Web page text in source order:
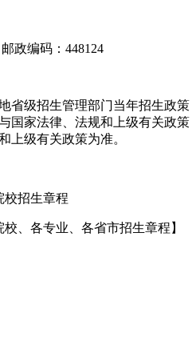
政编码：448124
省级招生管理部门当年招生政策
国家法律、法规和上级有关政策
上级有关政策为准。
校、各专业、各省市招生章程】